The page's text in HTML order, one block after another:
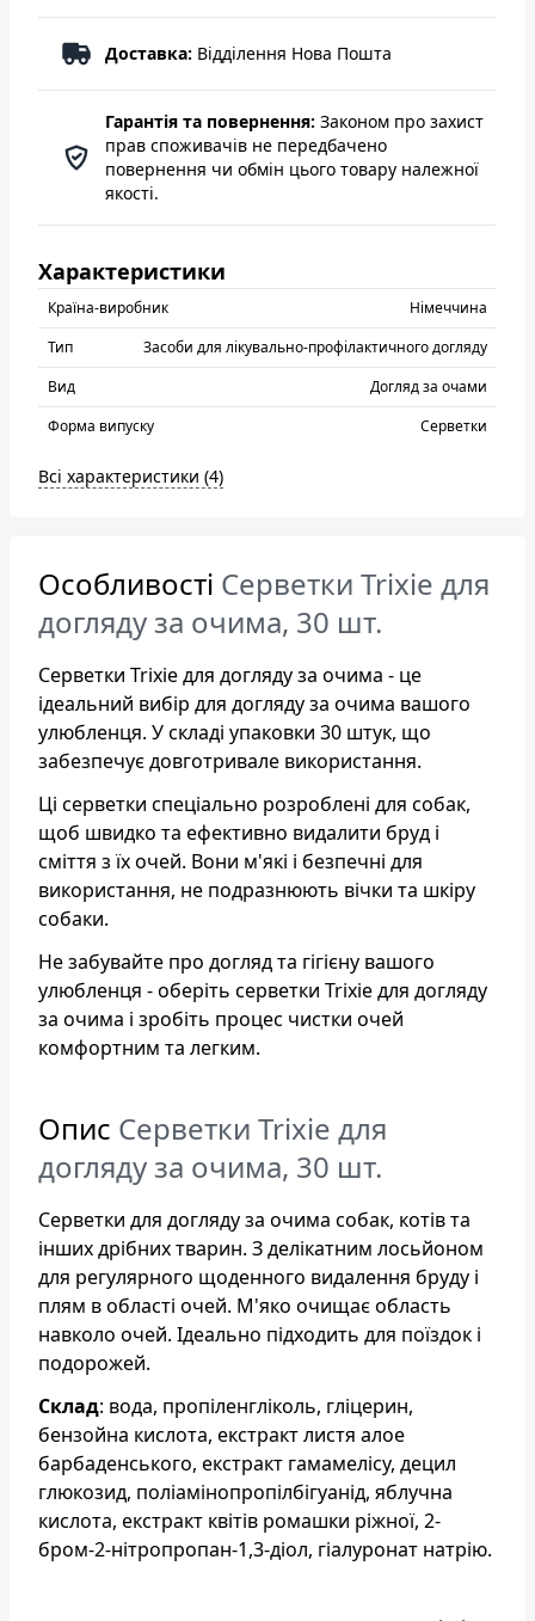
Доставка: Відділення Нова Пошта
Гарантія та повернення: Законом про захист
прав споживачів не передбачено
повернення чи обмін цього товару належної
якості.
Характеристики
Країна-виробник
Нiмеччина
Тип
Засоби для лікувально-профілактичного догляду
Вид
Догляд за очами
Форма випуску
Серветки
Всі характеристики (4)
Особливості Серветки Trixie для
догляду за очима, 30 шт.
Серветки Trixie для догляду за очима - це
ідеальний вибір для догляду за очима вашого
улюбленця. У складі упаковки 30 штук, що
забезпечує довготривале використання.
Ці серветки спеціально розроблені для собак,
щоб швидко та ефективно видалити бруд і
сміття з їх очей. Вони м'які і безпечні для
використання, не подразнюють вічки та шкіру
собаки.
Не забувайте про догляд та гігієну вашого
улюбленця - оберіть серветки Trixie для догляду
за очима і зробіть процес чистки очей
комфортним та легким.
Опис Серветки Trixie для
догляду за очима, 30 шт.
Серветки для догляду за очима собак, котів та
інших дрібних тварин. З делікатним лосьйоном
для регулярного щоденного видалення бруду і
плям в області очей. М'яко очищає область
навколо очей. Ідеально підходить для поїздок і
подорожей.
Склад: вода, пропіленгліколь, гліцерин,
бензойна кислота, екстракт листя алое
барбаденського, екстракт гамамелісу, децил
глюкозид, поліамінопропілбігуанід, яблучна
кислота, екстракт квітів ромашки ріжної, 2-
бром-2-нітропропан-1,3-діол, гіалуронат натрію.